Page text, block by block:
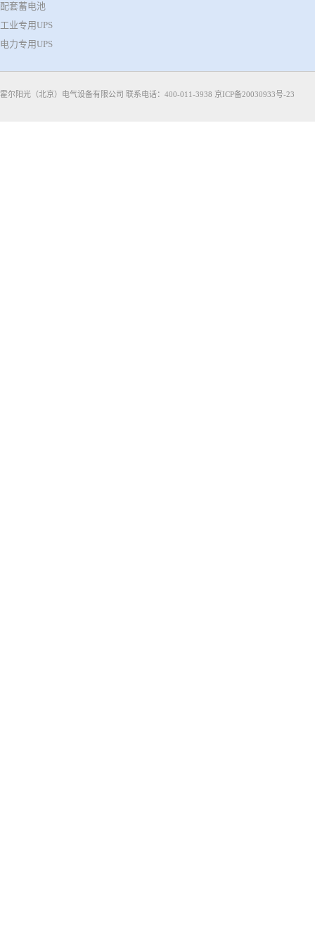
配套蓄电池
工业专用UPS
电力专用UPS
霍尔阳光（北京）电气设备有限公司 联系电话：400-011-3938 京ICP备20030933号-23